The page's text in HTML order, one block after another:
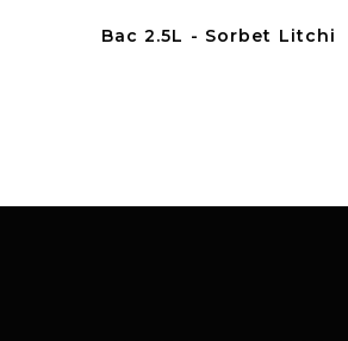
Bac 2.5L - Sorbet Litchi